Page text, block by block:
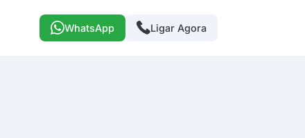
WhatsApp Ligar Agora